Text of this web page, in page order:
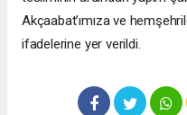
Akçaabat’ımıza ve
ifadelerine yer verildi.